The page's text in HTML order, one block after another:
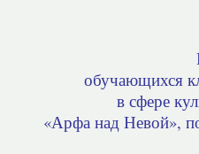
обучающихся
в сфере
«Арфа над Невой»,